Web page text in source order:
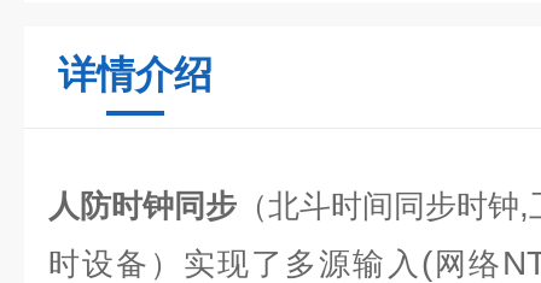
详情介绍
人防时钟同步 （北斗时间同步时钟,
时设备）实现了多源输入 (网络